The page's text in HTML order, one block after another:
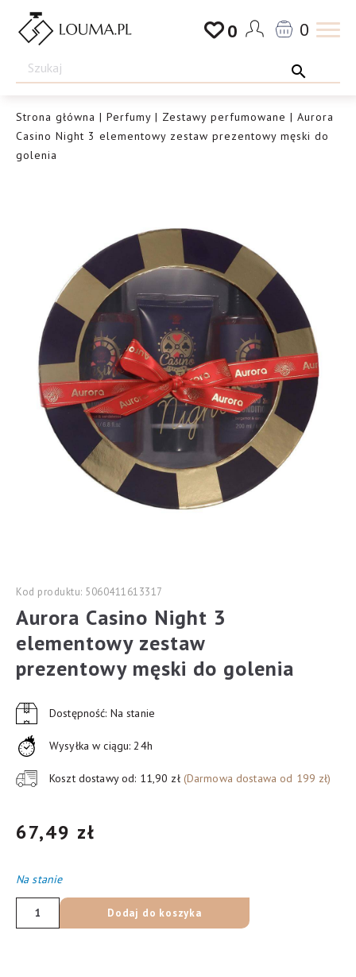
Przejdź
Drogeria
Louma.pl
0 0
Strona główna | Perfumy | Zestawy perfumowane | Aurora
Casino Night 3 elementowy zestaw prezentowy męski do
golenia
Kod produktu: 5060411613317
Aurora Casino Night 3
elementowy zestaw
prezentowy męski do golenia
Dostępność: Na stanie
Wysyłka w ciągu: 24h
Koszt dostawy od: 11,90 zł (Darmowa dostawa od 199 zł)
67,49 zł
Na stanie
ilość
Aurora
Dodaj do koszyka